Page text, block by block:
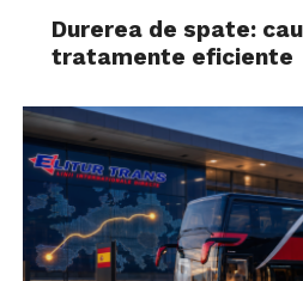
Durerea de spate:
tratamente eficiente